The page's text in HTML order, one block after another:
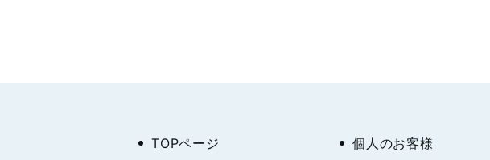
TOPページ 個人のお客様